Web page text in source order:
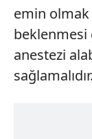
emin olmak
beklenmesi
anestezi